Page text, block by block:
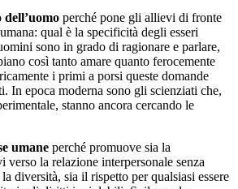
dell’uomo perché pone gli allievi di fronte
qual è la specificità degli esseri
sono in grado di ragionare e parlare,
così tanto amare quanto ferocemente
i primi a porsi queste domande
In epoca moderna sono gli scienziati che,
stanno ancora cercando le
umane perché promuove sia la
la relazione interpersonale senza
diversità, sia il rispetto per qualsiasi essere